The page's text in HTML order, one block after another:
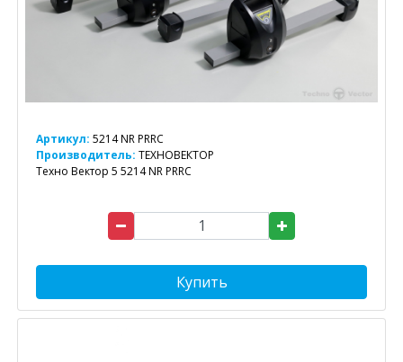
Артикул: 5214 NR PRRC
Производитель: ТЕХНОВЕКТОР
Техно Вектор 5 5214 NR PRRC
Купить